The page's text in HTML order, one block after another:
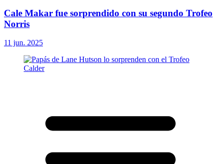
Cale Makar fue sorprendido con su segundo Trofeo
Norris
11 jun. 2025